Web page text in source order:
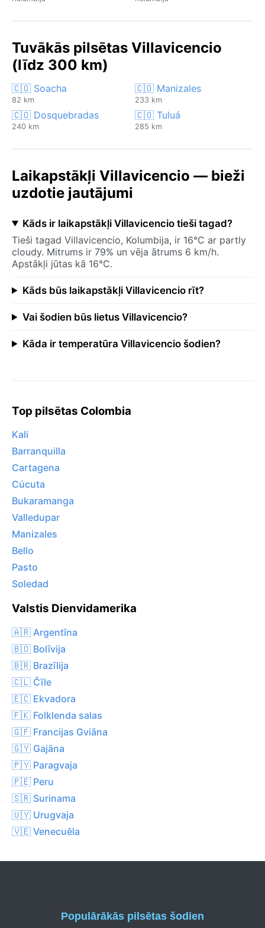
Tuvākās pilsētas Villavicencio
(līdz 300 km)
🇨🇴 Soacha
82 km
🇨🇴 Manizales
233 km
🇨🇴 Dosquebradas
240 km
🇨🇴 Tuluá
285 km
Laikapstākļi Villavicencio — bieži
uzdotie jautājumi
Kāds ir laikapstākļi Villavicencio tieši tagad?
Tieši tagad Villavicencio, Kolumbija, ir 16°C ar partly
cloudy. Mitrums ir 79% un vēja ātrums 6 km/h.
Apstākļi jūtas kā 16°C.
Kāds būs laikapstākļi Villavicencio rīt?
Vai šodien būs lietus Villavicencio?
Kāda ir temperatūra Villavicencio šodien?
Top pilsētas Colombia
Kali
Barranquilla
Cartagena
Cúcuta
Bukaramanga
Valledupar
Manizales
Bello
Pasto
Soledad
Valstis Dienvidamerika
🇦🇷 Argentīna
🇧🇴 Bolīvija
🇧🇷 Brazīlija
🇨🇱 Čīle
🇪🇨 Ekvadora
🇫🇰 Folklenda salas
🇬🇫 Francijas Gviāna
🇬🇾 Gajāna
🇵🇾 Paragvaja
🇵🇪 Peru
🇸🇷 Surinama
🇺🇾 Urugvaja
🇻🇪 Venecuēla
Populārākās pilsētas šodien